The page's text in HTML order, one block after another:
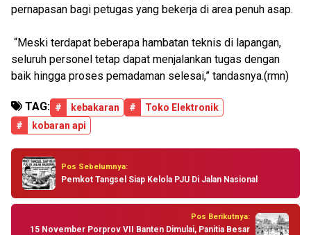
pernapasan bagi petugas yang bekerja di area penuh asap.
“Meski terdapat beberapa hambatan teknis di lapangan,
seluruh personel tetap dapat menjalankan tugas dengan
baik hingga proses pemadaman selesai,” tandasnya.(rmn)
TAG: # kebakaran #
Toko Elektronik
#
kobaran api
Pos Sebelumnya:
Pemkot Tangsel Siap Kelola PJU Di Jalan Nasional
Pos Berikutnya:
15 November Porprov VII Banten Dimulai, Panitia Besar